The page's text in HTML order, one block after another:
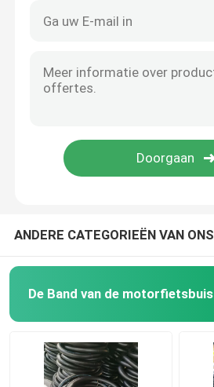
ANDERE CATEGORIEËN VAN ONS
De Band van de motorfietsbuis